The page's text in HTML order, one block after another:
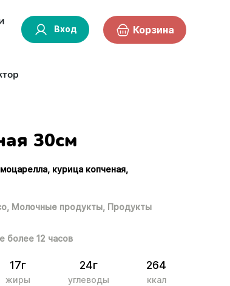
Вход Корзина
30см
курица копченая,
Молочные продукты, Продукты
более 12 часов
17г
жиры
24г
углеводы
264
ккал